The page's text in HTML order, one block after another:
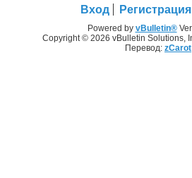
Вход Регистрация
Powered by vBulletin®
Copyright © 2026 vBulletin Solutions,
Перевод: zCarot